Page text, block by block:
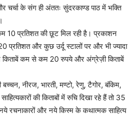
चर्चा के संग ही अंततः सुंदरकाण्ड पाठ में भक्ति
10 प्रतिशत की छूट मिल रही है। प्रकाशन
प्रतिशत और कुछ उर्दू स्टालों पर और भी ज्यादा
किताबें कम से कम 20 रुपये और अंग्रेज़ी किताबें
नीरज, भारती, मण्टो, रेणु, टैगोर, बंकिम,
की किताबों में रुचि दिखा रहे हैं तो 35
नये रचनाकारों और नये किस्म के कथात्मक साहित्य